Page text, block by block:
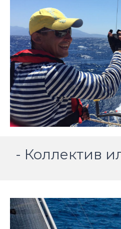
- Коллектив